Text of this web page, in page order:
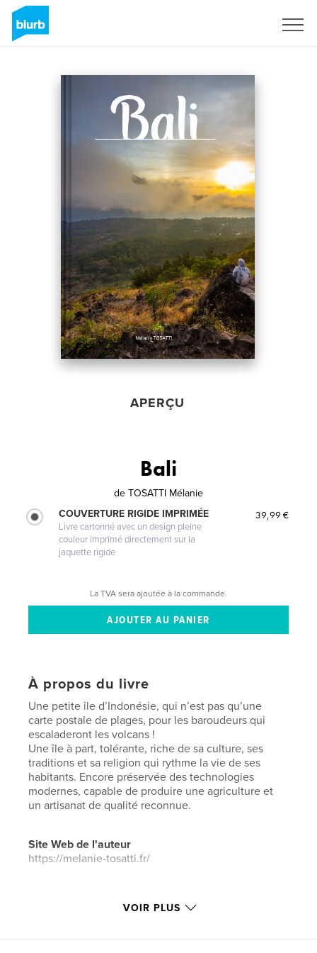
APERÇU
Bali
de TOSATTI Mélanie
COUVERTURE RIGIDE IMPRIMÉE
Livre cartonné avec un design pleine
couleur imprimé directement sur la
jaquette rigide
39,99 €
La TVA sera ajoutée à la commande.
À propos du livre
Une petite île d’Indonésie, qui n’est pas qu’une
carte postale de plages, pour les baroudeurs qui
escaladeront les volcans !
Une île à part, tolérante, riche de sa culture, ses
traditions et sa religion qui rythme la vie de ses
habitants. Encore préservée des technologies
modernes, capable de produire une agriculture et
un artisanat de qualité reconnue.
Site Web de l'auteur
https://melanie-tosatti.fr/
Caractéristiques et détails
VOIR PLUS